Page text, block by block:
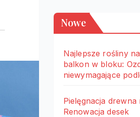
Nowe
Najlepsze rośliny
balkon w bloku:
niewymagające
Pielęgnacja drewna
Renowacja desek